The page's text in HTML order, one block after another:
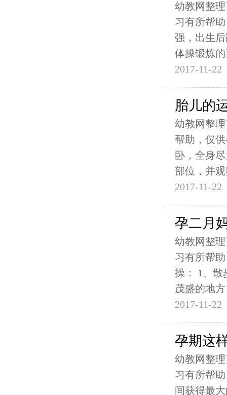
幼教网整
习有所帮
强，出生
体操锻炼
2017-11-22
胎儿的
幼教网整
帮助，仅
卧，全身
部位，并
2017-11-22
孕二月
幼教网整
习有所帮
操： 1、散
茂盛的地方
2017-11-22
孕期这
幼教网整
习有所帮
间获得最